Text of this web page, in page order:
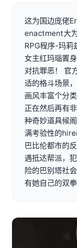
这为国边庞佬
enactment大
RPG程序-玛
女主红玛瑙置
对抗罪恶！ 官
适的格斗场景
画风丰富个分
正在然后再有
种奇妙道具候
满考验性的
巴比伦都市的
遇抵达帮派，
险的巴别塔社
有她自己的双拳